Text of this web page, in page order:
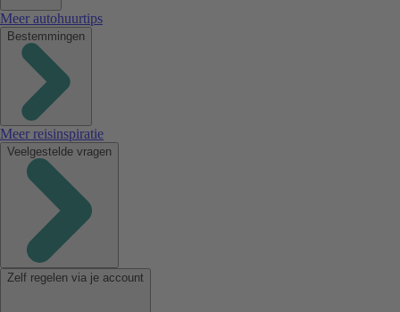
Meer autohuurtips
Bestemmingen
Meer reisinspiratie
Veelgestelde vragen
Zelf regelen via je account